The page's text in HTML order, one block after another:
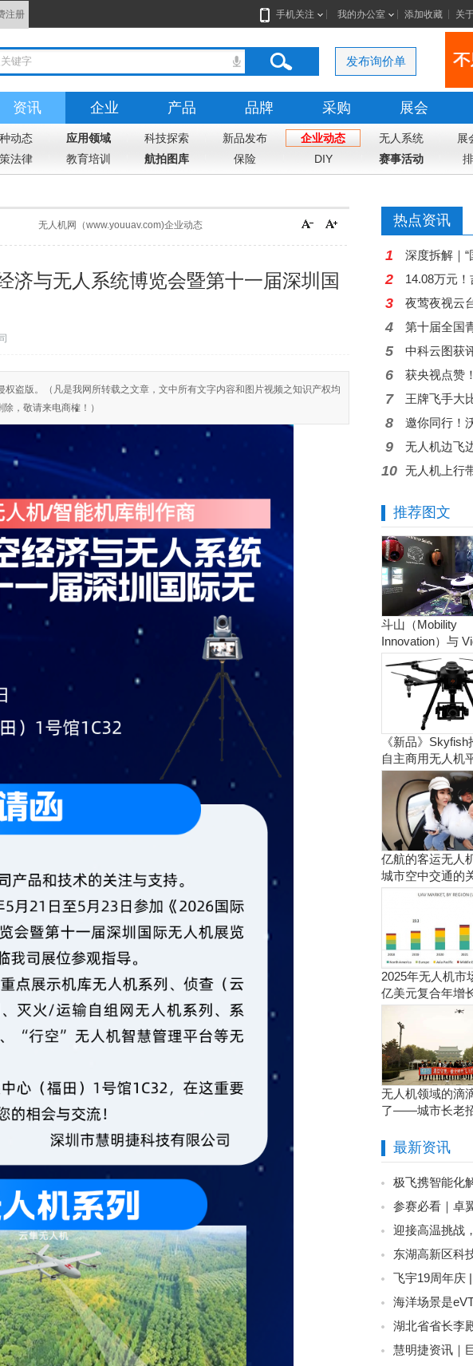
注册 手机关注 我的办公室 添加收藏 关
发布询价单
资讯 企业 产品 品牌 采购 展会
动态 应用领域 科技探索 新品发布 企业动态 无人系统 展
法律 教育培训 航拍图库 保险 DIY 赛事活动
无人机网（www.youuav.com)企业动态
济与无人系统博览会暨第十一届深圳国
盗版。（凡是我网所转载之文章，文中所有文字内容和图片视频之知识产权均
，敬请来电商榷！）
热点资讯
1
2 14.08万元
3 夜莺夜视云
4
5
6 获央视点赞
7
8
9
10 无人机上行
推荐图文
斗山（Mobility
Innovation）与
作。实现商用氢
无人机
《新品》Skyfish
自主商用无人机
可搭载Sony
亿航的客运无人
城市空中交通的
2025年无人机市
亿美元复合年增
无人机领域的滴
了——城市长老
最新资讯
极飞携智能化
参赛必看｜卓
培训即将开启！
迎接高温挑战
东湖高新区科
技参观调研
飞宇19周年庆
海洋场景是
飞航空谢嘉丨低
湖北省省长李
慧明捷资讯｜